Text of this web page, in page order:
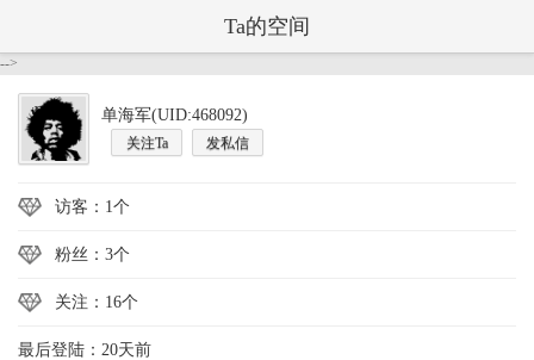
Ta的空间
-->
单海军(UID:468092)
关注Ta 发私信
访客：1个
粉丝：3个
关注：16个
最后登陆：20天前